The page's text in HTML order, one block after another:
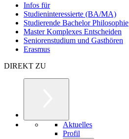
Infos für
Studieninteressierte (BA/MA)
Studierende Bachelor Philosophie
Master Komplexes Entscheiden
Seniorenstudium und Gasthören
Erasmus
DIREKT ZU
Aktuelles
Profil